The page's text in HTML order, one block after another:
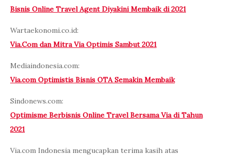
Bisnis Online Travel Agent Diyakini Membaik di 2021
Wartaekonomi.co.id:
Via.Com dan Mitra Via Optimis Sambut 2021
Mediaindonesia.com:
Via.com Optimistis Bisnis OTA Semakin Membaik
Sindonews.com:
Optimisme Berbisnis Online Travel Bersama Via di Tahun
2021
Via.com Indonesia mengucapkan terima kasih atas